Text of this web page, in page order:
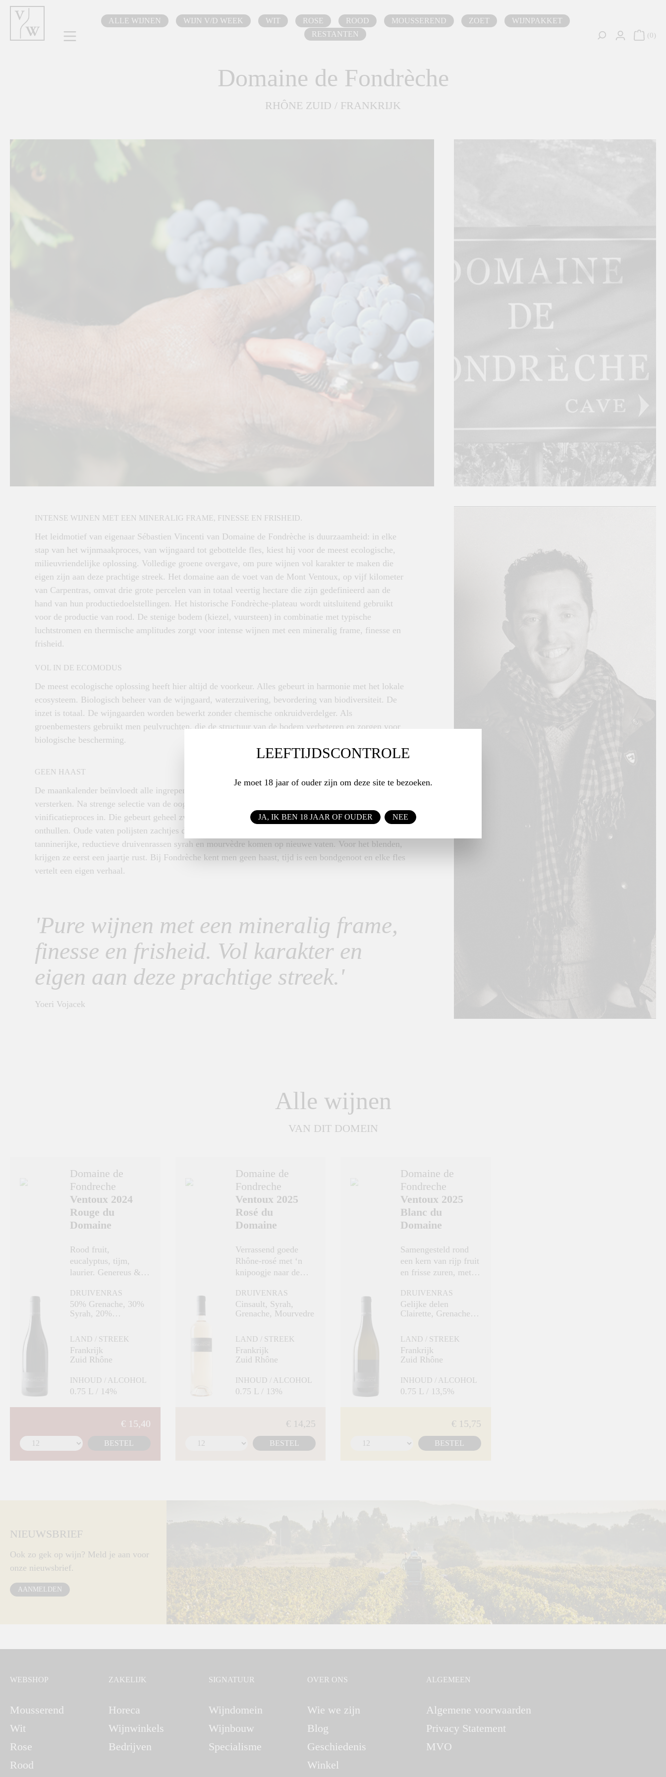
Ga naar de hoofdnavigatie
ALLE WIJNEN WIJN V/D WEEK WIT ROSE ROOD MOUSSEREND ZOET
WIJNPAKKET
RESTANTEN
0
Domaine de Fondrèche
RHÔNE ZUID / FRANKRIJK
INTENSE WIJNEN MET EEN MINERALIG FRAME, FINESSE EN FRISHEID.
Het leidmotief van eigenaar Sébastien Vincenti van Domaine de Fondrèche is duurzaamheid: in elke
stap van het wijnmaakproces, van wijngaard tot gebottelde fles, kiest hij voor de meest ecologische,
milieuvriendelijke oplossing. Volledige groene overgave, om pure wijnen vol karakter te maken die
eigen zijn aan deze prachtige streek. Het domaine aan de voet van de Mont Ventoux, op vijf kilometer
van Carpentras, omvat drie grote percelen van in totaal veertig hectare die zijn gedefinieerd aan de
hand van hun productiedoelstellingen. Het historische Fondrèche-plateau wordt uitsluitend gebruikt
voor de productie van rood. De stenige bodem (kiezel, vuursteen) in combinatie met typische
luchtstromen en thermische amplitudes zorgt voor intense wijnen met een mineralig frame, finesse en
frisheid.
VOL IN DE ECOMODUS
De meest ecologische oplossing heeft hier altijd de voorkeur. Alles gebeurt in harmonie met het lokale
ecosysteem. Biologisch beheer van de wijngaard, waterzuivering, bevordering van biodiversiteit. De
inzet is totaal. De wijngaarden worden bewerkt zonder chemische onkruidverdelger. Als
groenbemesters gebruikt men peulvruchten, die de structuur van de bodem verbeteren en zorgen voor
biologische bescherming.
GEEN HAAST
De maankalender beïnvloedt alle ingrepen aan de planten om de natuurlijke afweer van de wijnstok te
versterken. Na strenge selectie van de oogst gaan alleen de mooiste druiven het natuurlijke
vinificatieproces in. Die gebeurt geheel zwavelvrij, waardoor de wijnen op pure wijze hun terroir
onthullen. Oude vaten polijsten zachtjes de tannines van de grenache met veel respect voor het fruit. De
tanninerijke, reductieve druivenrassen syrah en mourvèdre komen op nieuwe vaten. Voor het blenden,
krijgen ze eerst een jaartje rust. Bij Fondrèche kent men geen haast, tijd is een bondgenoot en elke fles
vertelt een eigen verhaal.
'Pure wijnen met een mineralig frame,
finesse en frisheid. Vol karakter en
eigen aan deze prachtige streek.'
Yoeri Vojacek
Alle wijnen
VAN DIT DOMEIN
Domaine de
Fondreche
Ventoux 2024
Rouge du
Domaine
Rood fruit,
eucalyptus, tijm,
laurier. Genereus &
DRUIVENRAS
50% Grenache, 30%
Syrah, 20%
LAND / STREEK
Frankrijk
Zuid Rhône
INHOUD / ALCOHOL
0.75 L / 14%
€ 15,40
BESTEL
Domaine de
Fondreche
Ventoux 2025
Rosé du
Domaine
Verrassend goede
Rhône-rosé met ‘n
knipoogje naar de
DRUIVENRAS
Cinsault, Syrah,
Grenache, Mourvedre
LAND / STREEK
Frankrijk
Zuid Rhône
INHOUD / ALCOHOL
0.75 L / 13%
€ 14,25
BESTEL
Domaine de
Fondreche
Ventoux 2025
Blanc du
Domaine
Samengesteld rond
een kern van rijp fruit
en frisse zuren, met
kalkachtige afdronk.
DRUIVENRAS
Gelijke delen
Clairette, Grenache
LAND / STREEK
Frankrijk
Zuid Rhône
INHOUD / ALCOHOL
0.75 L / 13,5%
€ 15,75
BESTEL
NIEUWSBRIEF
Ook zo gek op wijn? Meld je aan voor
onze nieuwsbrief.
AANMELDEN
WEBSHOP
Mousserend
Wit
Rose
Rood
ZAKELIJK
Horeca
Wijnwinkels
Bedrijven
SIGNATUUR
Wijndomein
Wijnbouw
Specialisme
OVER ONS
Wie we zijn
Blog
Geschiedenis
Winkel
ALGEMEEN
Algemene voorwaarden
Privacy Statement
MVO
LEEFTIJDSCONTROLE
Je moet 18 jaar of ouder zijn om deze site te bezoeken.
JA, IK BEN 18 JAAR OF OUDER NEE